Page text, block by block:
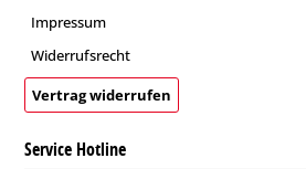
Impressum
Widerrufsrecht
Vertrag widerrufen
Service Hotline